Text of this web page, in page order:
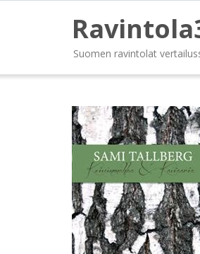
Suomen ravintolat